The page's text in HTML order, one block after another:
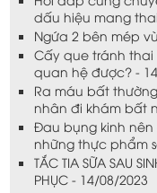
dấu hiệu mang
Ngứa 2 bên mép
Cấy que tránh
quan hệ được? -
Ra máu bất
nhân đi khám bất
Đau bụng kinh
những thực phẩm
TẮC TIA SỮA SAU
PHỤC - 14/08/2023